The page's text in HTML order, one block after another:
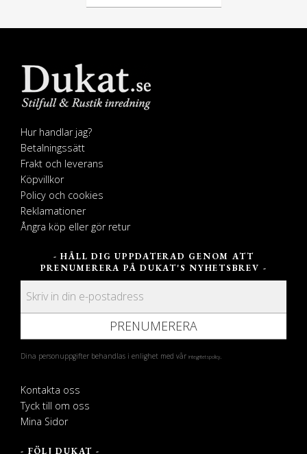
Hur handlar jag?
Betalningssätt
Frakt och leverans
Köpvillkor
Policy och cookies
Reklamationer
Ångra köp eller gör retur
- HÅLL DIG UPPDATERAD GENOM ATT
PRENUMERERA PÅ DUKAT'S NYHETSBREV -
PRENUMERERA
Dina personuppgifter behandlas i enlighet med vår integritetspolicy
Kontakta oss
Tyck till om oss
Mina Sidor
- FÖLJ DUKAT -